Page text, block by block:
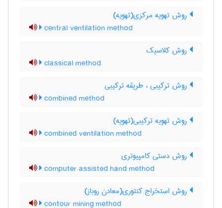
روش تهویه مرکزی(تهویه)
central ventilation method
روش کلاسیک
classical method
روش ترکیبی ، طریقه ترکیبی
combined method
روش تهویه ترکیبی(تهویه)
combined ventilation method
روش دستی کامپیوتری
computer assisted hand method
روش استخراج کنتوری(معادن روباز)
contour mining method